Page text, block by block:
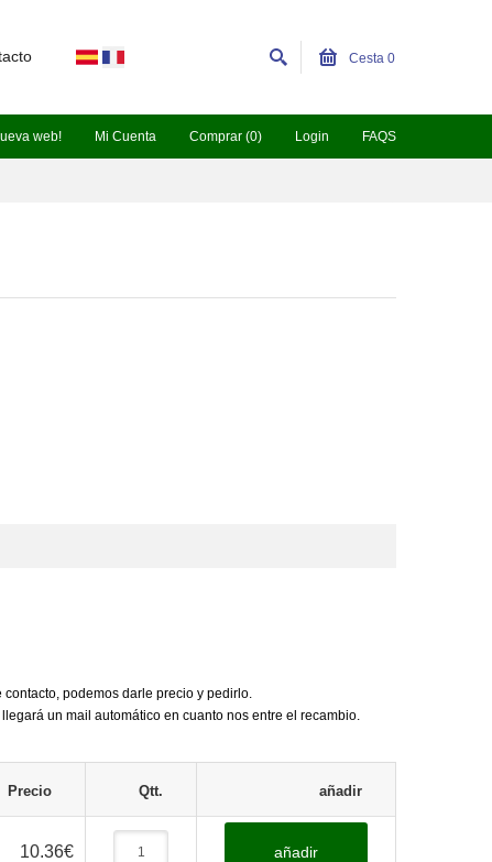
web! Mi Cuenta Comprar (0) Login FAQS
Cesta 0
podemos darle precio y pedirlo.
un mail automático en cuanto nos entre el recambio.
Precio Qtt. añadir
10.36€ añadir